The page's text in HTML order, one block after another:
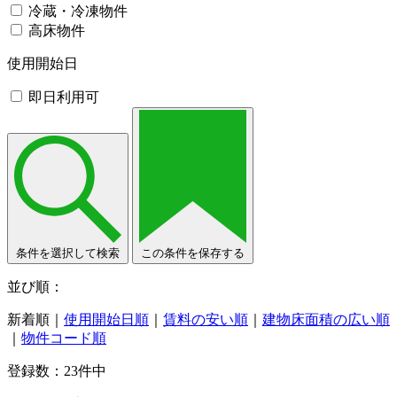
冷蔵・冷凍物件
高床物件
使用開始日
即日利用可
条件を選択して検索 この条件を保存する
並び順：
新着順 使用開始日順 賃料の安い順
建物床面積の広い順
物件コード順
登録数： 23件中